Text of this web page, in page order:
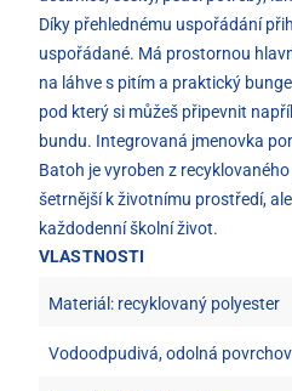
Díky přehlednému uspořádání
uspořádané. Má prostornou
na láhve s pitím a praktický
pod který si můžeš připevnit
bundu. Integrovaná jmenovka
Batoh je vyroben z
šetrnější k životnímu prostředí,
každodenní školní život.
VLASTNOSTI
Materiál: recyklovaný polyester
Vodoodpudivá, odolná